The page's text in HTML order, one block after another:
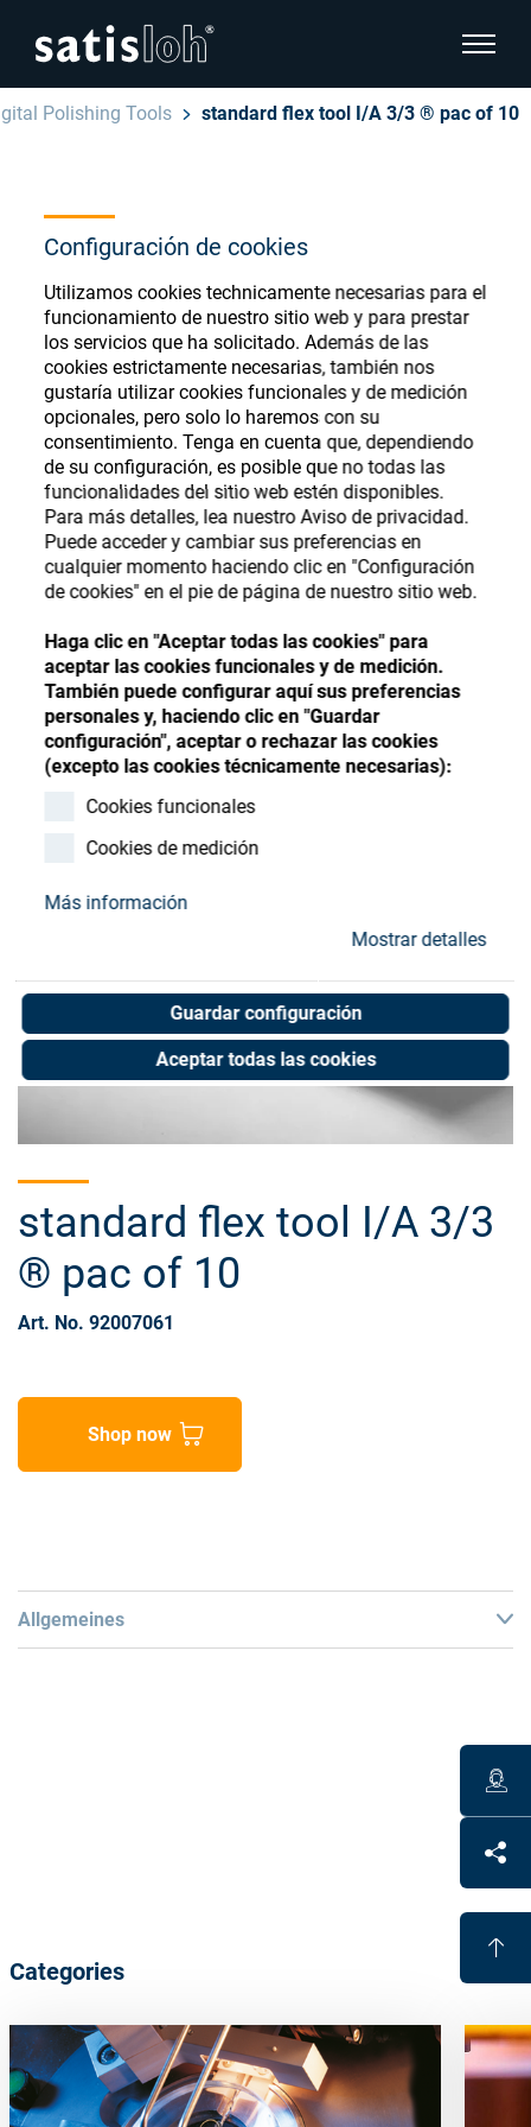
Configuración de cookies
Utilizamos cookies technicamente necesarias para el
funcionamiento de nuestro sitio web y para prestar
los servicios que ha solicitado. Además de las
cookies estrictamente necesarias, también nos
gustaría utilizar cookies funcionales y de medición
opcionales, pero solo lo haremos con su
consentimiento. Tenga en cuenta que, dependiendo
de su configuración, es posible que no todas las
funcionalidades del sitio web estén disponibles.
Para más detalles, lea nuestro Aviso de privacidad.
Puede acceder y cambiar sus preferencias en
cualquier momento haciendo clic en "Configuración
de cookies" en el pie de página de nuestro sitio web.
Haga clic en "Aceptar todas las cookies" para
aceptar las cookies funcionales y de medición.
También puede configurar aquí sus preferencias
personales y, haciendo clic en "Guardar
configuración", aceptar o rechazar las cookies
(excepto las cookies técnicamente necesarias):
Cookies funcionales
Cookies de medición
Más información
Mostrar detalles
Guardar configuración
Aceptar todas las cookies
show
Oftálmica
Óptica de Precisión
Quiénes Somos
Carrera
Recursos
Contacto
Store
hide page navigation
English
汉语
Français
Polishing Tools standard flex tool I/A 3/3 ® pac of 10
Ophthalmic Consumables
Store
Register or Sign-in to access your accounts
and explore our wide range of ophthalmic
consumables
Register Sign-In
standard flex tool I/A 3/3
® pac of 10
Art. No. 92007061
Shop now
Allgemeines
High shape accuracy for all lens surfaces
Eliminates hard lap tools
Categories